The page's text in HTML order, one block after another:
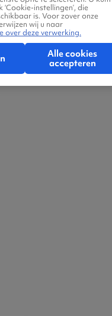
hotel
instellingen’, die
is. Voor zover onze
wij u naar
over deze verwerking.
Alle cookies
accepteren